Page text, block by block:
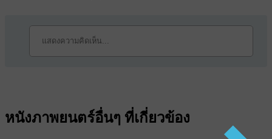
หนังภาพยนตร์อื่นๆ ที่เกี่ยวข้อง